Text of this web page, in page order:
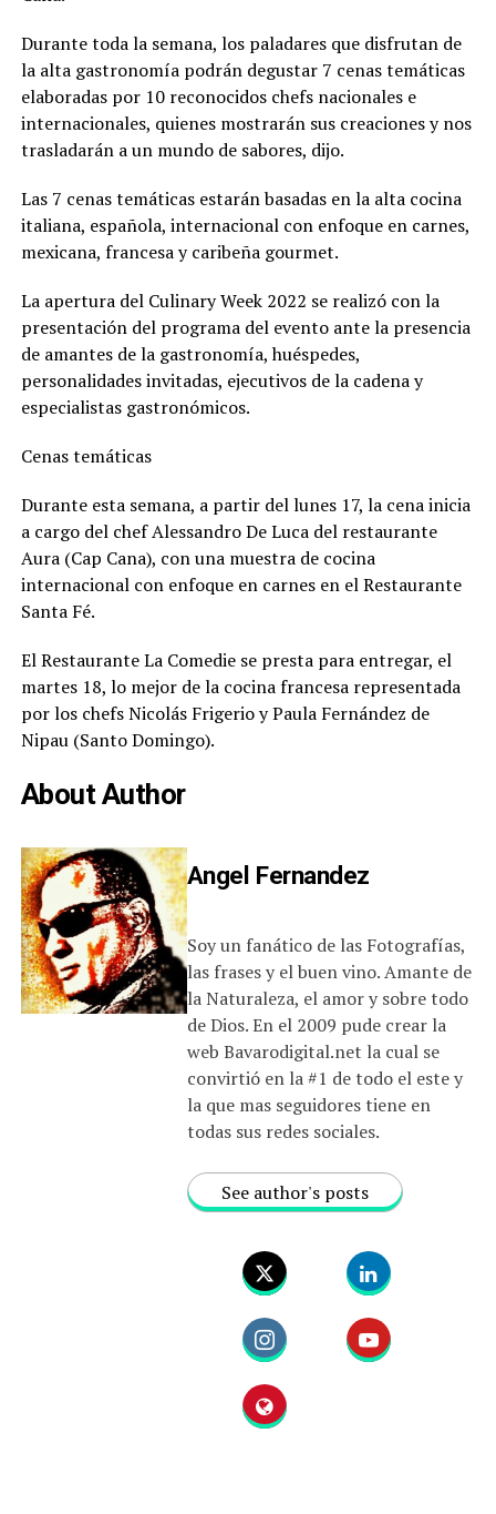
Durante toda la semana, los paladares que disfrutan de
la alta gastronomía podrán degustar 7 cenas temáticas
elaboradas por 10 reconocidos chefs nacionales e
internacionales, quienes mostrarán sus creaciones y nos
trasladarán a un mundo de sabores, dijo.
Las 7 cenas temáticas estarán basadas en la alta cocina
italiana, española, internacional con enfoque en carnes,
mexicana, francesa y caribeña gourmet.
La apertura del Culinary Week 2022 se realizó con la
presentación del programa del evento ante la presencia
de amantes de la gastronomía, huéspedes,
personalidades invitadas, ejecutivos de la cadena y
especialistas gastronómicos.
Cenas temáticas
Durante esta semana, a partir del lunes 17, la cena inicia
a cargo del chef Alessandro De Luca del restaurante
Aura (Cap Cana), con una muestra de cocina
internacional con enfoque en carnes en el Restaurante
Santa Fé.
El Restaurante La Comedie se presta para entregar, el
martes 18, lo mejor de la cocina francesa representada
por los chefs Nicolás Frigerio y Paula Fernández de
Nipau (Santo Domingo).
About Author
Angel Fernandez
Soy un fanático de las Fotografías,
las frases y el buen vino. Amante de
la Naturaleza, el amor y sobre todo
de Dios. En el 2009 pude crear la
web Bavarodigital.net la cual se
convirtió en la #1 de todo el este y
la que mas seguidores tiene en
todas sus redes sociales.
See author's posts